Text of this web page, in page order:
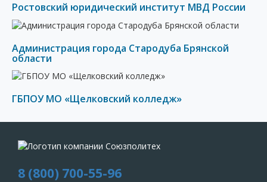
Ростовский юридический институт МВД России
Администрация города Стародуба Брянской
области
ГБПОУ МО «Щелковский колледж»
8 (800) 700-55-96